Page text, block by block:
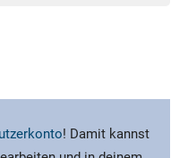
! Damit kannst